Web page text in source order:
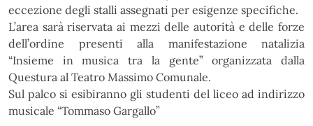
eccezione degli stalli assegnati per esigenze specifiche.
L’area sarà riservata ai mezzi delle autorità e delle forze
dell’ordine presenti alla manifestazione natalizia
“Insieme in musica tra la gente” organizzata dalla
Questura al Teatro Massimo Comunale.
Sul palco si esibiranno gli studenti del liceo ad indirizzo
musicale “Tommaso Gargallo”